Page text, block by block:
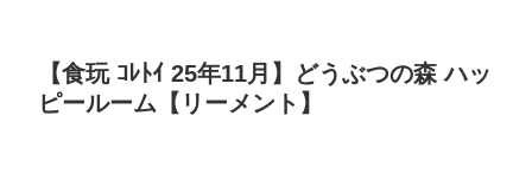
【食玩 ｺﾚﾄｲ 25年11月】どうぶつの森 ハッ
ピールーム【リーメント】